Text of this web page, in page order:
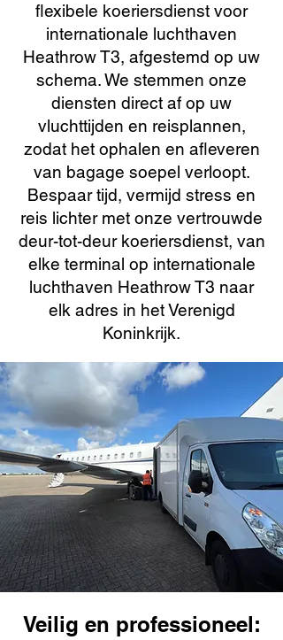
flexibele koeriersdienst voor
internationale luchthaven
Heathrow T3, afgestemd op uw
schema. We stemmen onze
diensten direct af op uw
vluchttijden en reisplannen,
zodat het ophalen en afleveren
van bagage soepel verloopt.
Bespaar tijd, vermijd stress en
reis lichter met onze vertrouwde
deur-tot-deur koeriersdienst, van
elke terminal op internationale
luchthaven Heathrow T3 naar
elk adres in het Verenigd
Koninkrijk.
Veilig en professioneel: